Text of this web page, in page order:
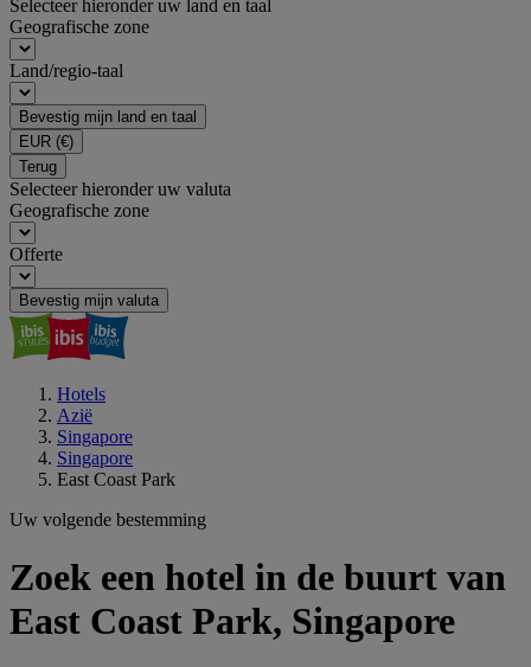
Selecteer hieronder uw land en taal
Geografische zone
Land/regio-taal
Bevestig mijn land en taal
EUR (€)
Terug
Selecteer hieronder uw valuta
Geografische zone
Offerte
Bevestig mijn valuta
Hotels
Azië
Singapore
Singapore
East Coast Park
Uw volgende bestemming
Zoek een hotel in de buurt van
East Coast Park, Singapore